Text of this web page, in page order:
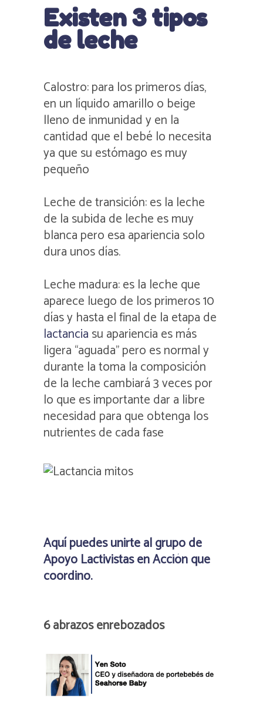
Existen 3 tipos
de leche
Calostro: para los primeros días,
en un líquido amarillo o beige
lleno de inmunidad y en la
cantidad que el bebé lo necesita
ya que su estómago es muy
pequeño
Leche de transición: es la leche
de la subida de leche es muy
blanca pero esa apariencia solo
dura unos días.
Leche madura: es la leche que
aparece luego de los primeros 10
días y hasta el final de la etapa de
lactancia su apariencia es más
ligera “aguada” pero es normal y
durante la toma la composición
de la leche cambiará 3 veces por
lo que es importante dar a libre
necesidad para que obtenga los
nutrientes de cada fase
Aquí puedes unirte al grupo de
Apoyo Lactivistas en Acción que
coordino.
6 abrazos enrebozados